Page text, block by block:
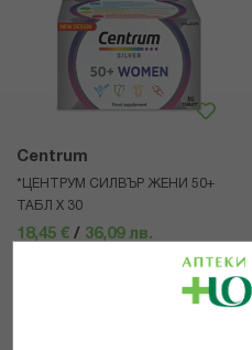
Centrum
*ЦЕНТРУМ СИЛВЪР ЖЕНИ 50+
ТАБЛ Х 30
18,45 € / 36,09 лв.
КУПИ